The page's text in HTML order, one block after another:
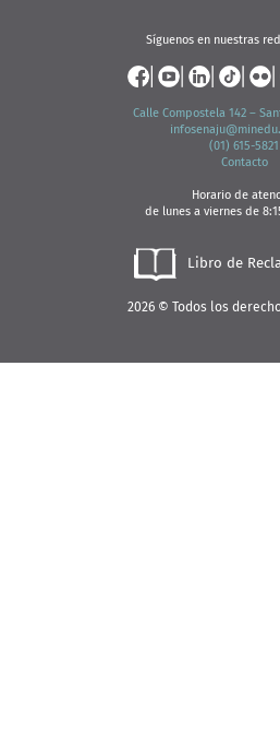
Síguenos en nuestras
Calle Compostela 142 –
(01) 615-5821
Contacto
Horario de
de lunes a viernes de
Libro de
2026 © Todos los